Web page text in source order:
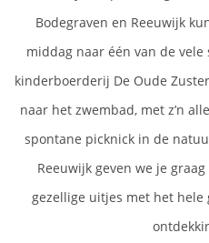
Bodegraven en Reeuwijk
middag naar één van de
kinderboerderij De Oude
naar het zwembad, met z’n
spontane picknick in de
Reeuwijk geven we je
gezellige uitjes met het hele